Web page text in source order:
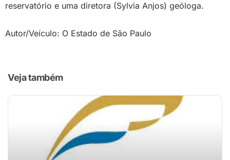
reservatório e uma diretora (Sylvia Anjos) geóloga.
Autor/Veículo: O Estado de São Paulo
Veja também